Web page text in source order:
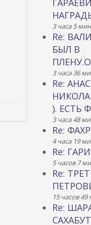
3 часа 5
Re:
БЫЛ В
3 часа 36
Re:
). ЕСТЬ
3 часа 48
Re:
4 часа 19
Re:
5 часов 7
Re:
15 часов 49
Re: